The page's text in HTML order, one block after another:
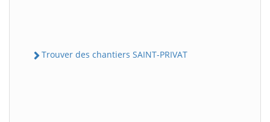
Trouver des chantiers SAINT-PRIVAT